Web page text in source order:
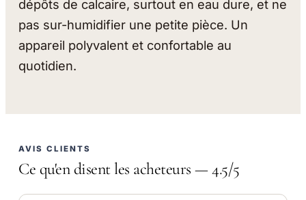
dépôts de calcaire, surtout en eau dure, et ne
pas sur-humidifier une petite pièce. Un
appareil polyvalent et confortable au
quotidien.
AVIS CLIENTS
Ce qu'en disent les acheteurs — 4.5/5